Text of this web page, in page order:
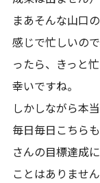
まあそんな山口
感じで忙しいの
ったら、きっと
幸いですね。
しかしながら本
毎日毎日こちら
さんの目標達成
ことはありません